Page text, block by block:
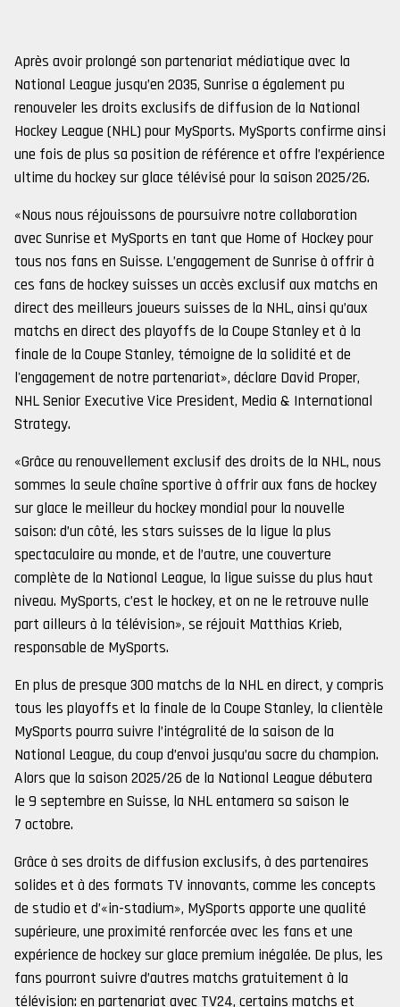
Après avoir prolongé son partenariat médiatique avec la
National League jusqu’en 2035, Sunrise a également pu
renouveler les droits exclusifs de diffusion de la National
Hockey League (NHL) pour MySports. MySports confirme ainsi
une fois de plus sa position de référence et offre l’expérience
ultime du hockey sur glace télévisé pour la saison 2025/26.
«Nous nous réjouissons de poursuivre notre collaboration
avec Sunrise et MySports en tant que Home of Hockey pour
tous nos fans en Suisse. L’engagement de Sunrise à offrir à
ces fans de hockey suisses un accès exclusif aux matchs en
direct des meilleurs joueurs suisses de la NHL, ainsi qu’aux
matchs en direct des playoffs de la Coupe Stanley et à la
finale de la Coupe Stanley, témoigne de la solidité et de
l'engagement de notre partenariat», déclare David Proper,
NHL Senior Executive Vice President, Media & International
Strategy.
«Grâce au renouvellement exclusif des droits de la NHL, nous
sommes la seule chaîne sportive à offrir aux fans de hockey
sur glace le meilleur du hockey mondial pour la nouvelle
saison: d’un côté, les stars suisses de la ligue la plus
spectaculaire au monde, et de l’autre, une couverture
complète de la National League, la ligue suisse du plus haut
niveau. MySports, c’est le hockey, et on ne le retrouve nulle
part ailleurs à la télévision», se réjouit Matthias Krieb,
responsable de MySports.
En plus de presque 300 matchs de la NHL en direct, y compris
tous les playoffs et la finale de la Coupe Stanley, la clientèle
MySports pourra suivre l’intégralité de la saison de la
National League, du coup d’envoi jusqu’au sacre du champion.
Alors que la saison 2025/26 de la National League débutera
le 9 septembre en Suisse, la NHL entamera sa saison le
7 octobre.
Grâce à ses droits de diffusion exclusifs, à des partenaires
solides et à des formats TV innovants, comme les concepts
de studio et d’«in-stadium», MySports apporte une qualité
supérieure, une proximité renforcée avec les fans et une
expérience de hockey sur glace premium inégalée. De plus, les
fans pourront suivre d’autres matchs gratuitement à la
télévision: en partenariat avec TV24, certains matchs et